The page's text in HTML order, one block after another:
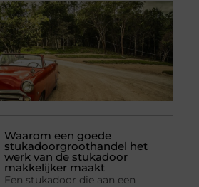
Waarom een goede
stukadoorgroothandel het
werk van de stukadoor
makkelijker maakt
Een stukadoor die aan een